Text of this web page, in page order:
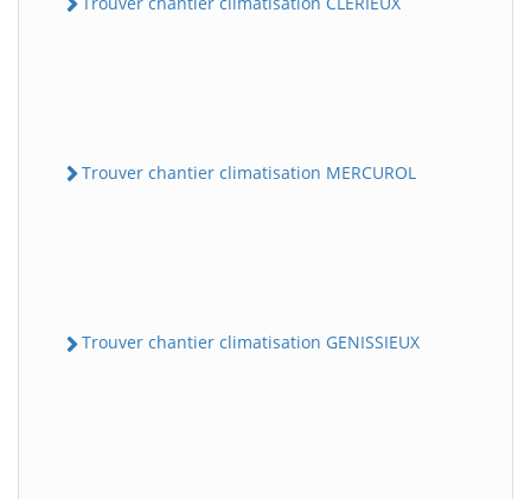
Trouver chantier climatisation MERCUROL
Trouver chantier climatisation GENISSIEUX